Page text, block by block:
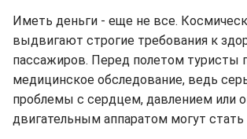
Иметь деньги - еще не все.
выдвигают строгие требования к
пассажиров. Перед полетом туристы
медицинское обследование, ведь
проблемы с сердцем, давлением или
двигательным аппаратом могут